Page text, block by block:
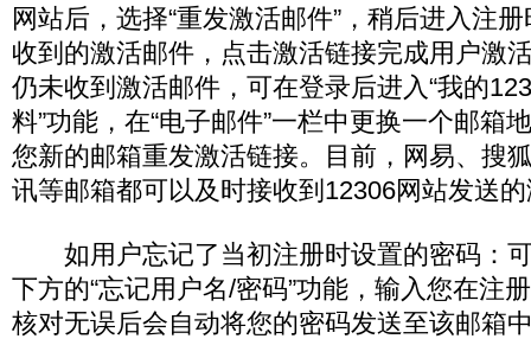
网站后，选择“重发激活邮件”，稍后进入注
收到的激活邮件，点击激活链接完成用户激
仍未收到激活邮件，可在登录后进入“我的
料”功能，在“电子邮件”一栏中更换一个邮箱
您新的邮箱重发激活链接。目前，网易、搜
讯等邮箱都可以及时接收到12306网站发送
如用户忘记了当初注册时设置的密码：可
下方的“忘记用户名/密码”功能，输入您在注
核对无误后会自动将您的密码发送至该邮箱